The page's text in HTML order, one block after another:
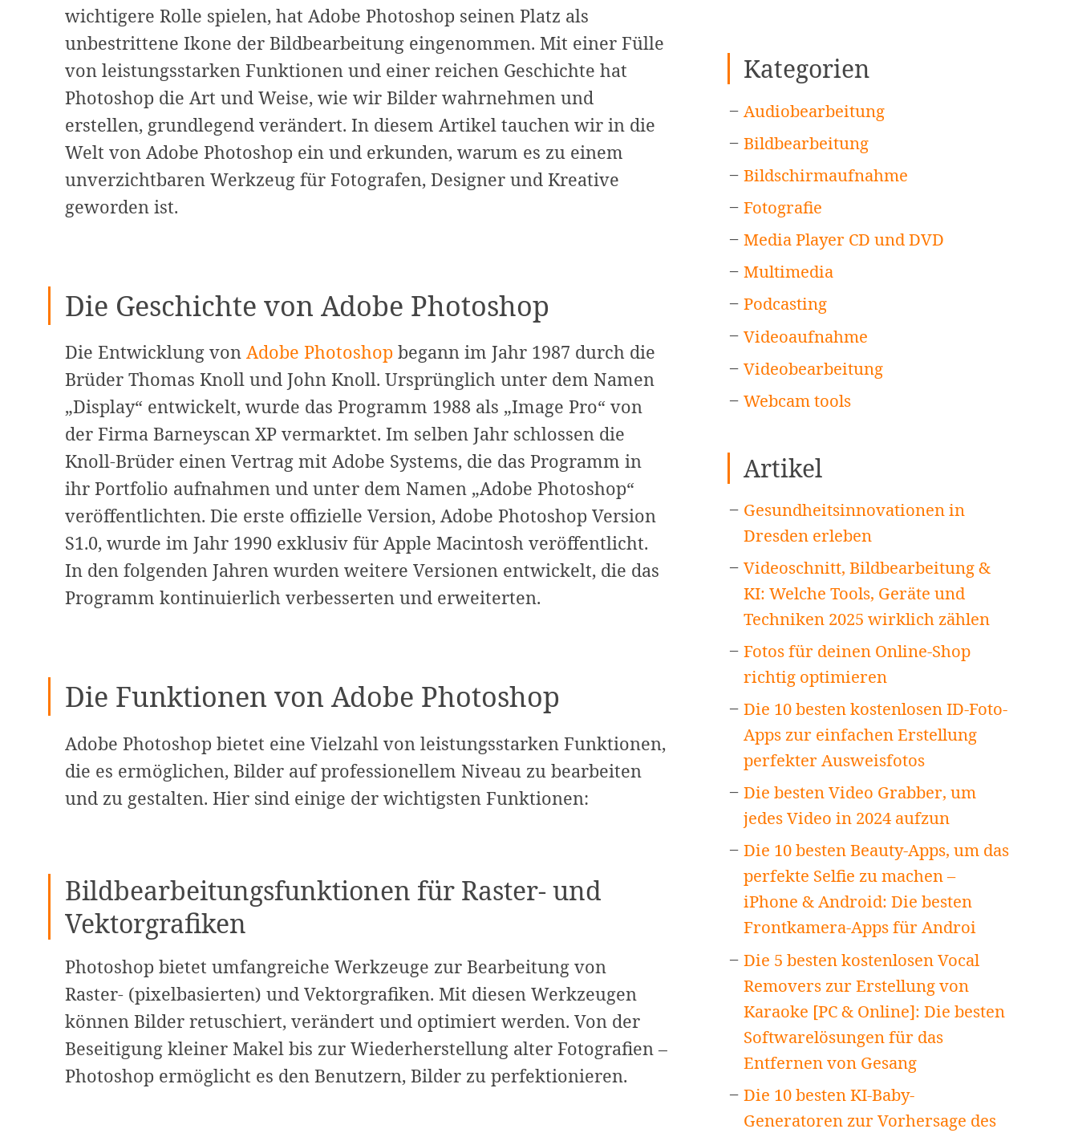
wichtigere Rolle spielen, hat Adobe Photoshop seinen Platz als
unbestrittene Ikone der Bildbearbeitung eingenommen. Mit einer Fülle
von leistungsstarken Funktionen und einer reichen Geschichte hat
Photoshop die Art und Weise, wie wir Bilder wahrnehmen und
erstellen, grundlegend verändert. In diesem Artikel tauchen wir in die
Welt von Adobe Photoshop ein und erkunden, warum es zu einem
unverzichtbaren Werkzeug für Fotografen, Designer und Kreative
geworden ist.
Die Geschichte von Adobe Photoshop
Die Entwicklung von Adobe Photoshopbegann im Jahr 1987 durch die
Brüder Thomas Knoll und John Knoll. Ursprünglich unter dem Namen
„Display“ entwickelt, wurde das Programm 1988 als „Image Pro“ von
der Firma Barneyscan XP vermarktet. Im selben Jahr schlossen die
Knoll-Brüder einen Vertrag mit Adobe Systems, die das Programm in
ihr Portfolio aufnahmen und unter dem Namen „Adobe Photoshop“
veröffentlichten. Die erste offizielle Version, Adobe Photoshop Version
S1.0, wurde im Jahr 1990 exklusiv für Apple Macintosh veröffentlicht.
In den folgenden Jahren wurden weitere Versionen entwickelt, die das
Programm kontinuierlich verbesserten und erweiterten.
Die Funktionen von Adobe Photoshop
Adobe Photoshop bietet eine Vielzahl von leistungsstarken Funktionen,
die es ermöglichen, Bilder auf professionellem Niveau zu bearbeiten
und zu gestalten. Hier sind einige der wichtigsten Funktionen:
Bildbearbeitungsfunktionen für Raster- und
Vektorgrafiken
Photoshop bietet umfangreiche Werkzeuge zur Bearbeitung von
Raster- (pixelbasierten) und Vektorgrafiken. Mit diesen Werkzeugen
können Bilder retuschiert, verändert und optimiert werden. Von der
Beseitigung kleiner Makel bis zur Wiederherstellung alter Fotografien –
Photoshop ermöglicht es den Benutzern, Bilder zu perfektionieren.
Kategorien
Audiobearbeitung
Bildbearbeitung
Bildschirmaufnahme
Fotografie
Media Player CD und DVD
Multimedia
Podcasting
Videoaufnahme
Videobearbeitung
Webcam tools
Artikel
Gesundheitsinnovationen in
Dresden erleben
Videoschnitt, Bildbearbeitung &
KI: Welche Tools, Geräte und
Techniken 2025 wirklich zählen
Fotos für deinen Online-Shop
richtig optimieren
Die 10 besten kostenlosen ID-Foto-
Apps zur einfachen Erstellung
perfekter Ausweisfotos
Die besten Video Grabber, um
jedes Video in 2024 aufzun
Die 10 besten Beauty-Apps, um das
perfekte Selfie zu machen –
iPhone & Android: Die besten
Frontkamera-Apps für Androi
Die 5 besten kostenlosen Vocal
Removers zur Erstellung von
Karaoke [PC & Online]: Die besten
Softwarelösungen für das
Entfernen von Gesang
Die 10 besten KI-Baby-
Generatoren zur Vorhersage des